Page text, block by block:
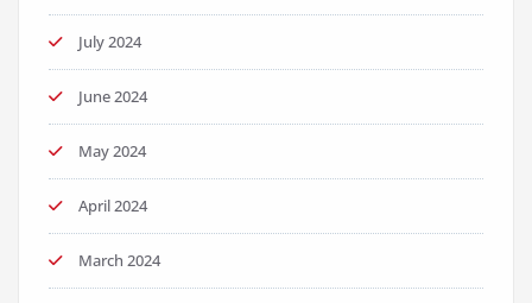
July 2024
June 2024
May 2024
April 2024
March 2024